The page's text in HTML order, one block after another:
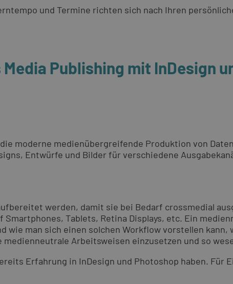
und Termine richten sich nach Ihren
Publishing mit InDesign
moderne medienübergreifende Produktion von
Entwürfe und Bilder für verschiedene
werden, damit sie bei Bedarf crossmedial
Tablets, Retina Displays, etc. Ein
wie man sich einen solchen Workflow vorstellen
medienneutrale Arbeitsweisen einzusetzen und so
Erfahrung in InDesign und Photoshop haben. Für